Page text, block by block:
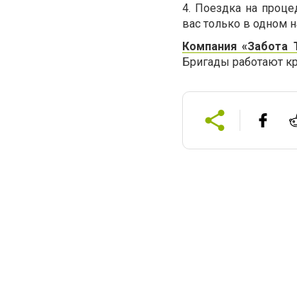
4. Поездка на
вас только в одном
Компания «Забота
Бригады работают